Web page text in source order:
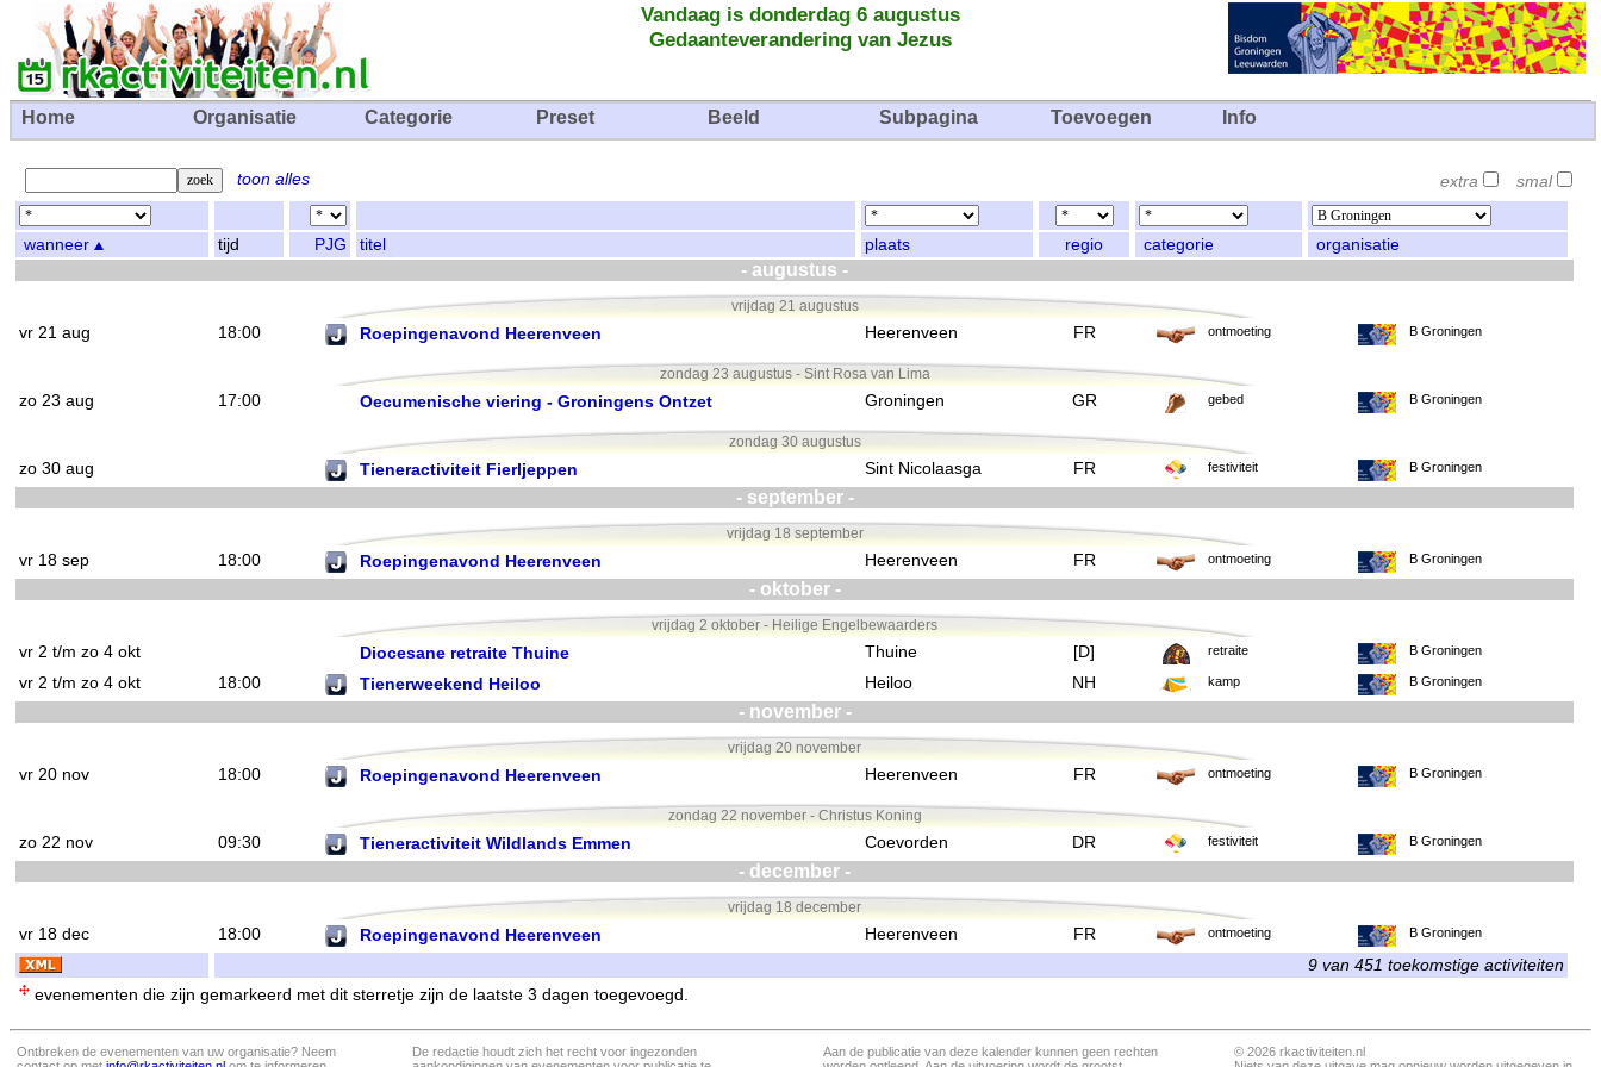
Vandaag is donderdag 6 augustus
Gedaanteverandering van Jezus
Home Organisatie Categorie Preset Beeld Subpagina Toevoegen Info
toon alles extra smal
wanneer tijd PJG titel plaats regio categorie organisatie
- augustus -
vrijdag 21 augustus
vr 21 aug 18:00 Roepingenavond Heerenveen Heerenveen FR ontmoeting B Groningen
zondag 23 augustus - Sint Rosa van Lima
zo 23 aug 17:00 Oecumenische viering - Groningens Ontzet Groningen GR gebed B Groningen
zondag 30 augustus
zo 30 aug Tieneractiviteit Fierljeppen Sint Nicolaasga FR festiviteit B Groningen
- september -
vrijdag 18 september
vr 18 sep 18:00 Roepingenavond Heerenveen Heerenveen FR ontmoeting B Groningen
- oktober -
vrijdag 2 oktober - Heilige Engelbewaarders
vr 2 t/m zo 4 okt Diocesane retraite Thuine Thuine [D] retraite B Groningen
vr 2 t/m zo 4 okt 18:00 Tienerweekend Heiloo Heiloo NH kamp B Groningen
- november -
vrijdag 20 november
vr 20 nov 18:00 Roepingenavond Heerenveen Heerenveen FR ontmoeting B Groningen
zondag 22 november - Christus Koning
zo 22 nov 09:30 Tieneractiviteit Wildlands Emmen Coevorden DR festiviteit B Groningen
- december -
vrijdag 18 december
vr 18 dec 18:00 Roepingenavond Heerenveen Heerenveen FR ontmoeting B Groningen
9 van 451 toekomstige activiteiten
evenementen die zijn gemarkeerd met dit sterretje zijn de laatste 3 dagen toegevoegd.
Ontbreken de evenementen van uw organisatie? Neem
De redactie houdt zich het recht voor ingezonden
Aan de publicatie van deze kalender kunnen geen rechten
© 2026 rkactiviteiten.nl